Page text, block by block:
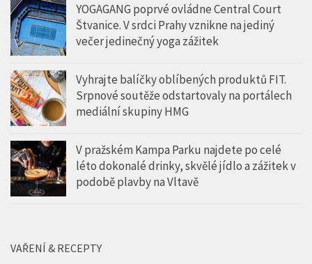
YOGAGANG poprvé ovládne Central Court
Štvanice. V srdci Prahy vznikne na jediný
večer jedinečný yoga zážitek
Vyhrajte balíčky oblíbených produktů FIT.
Srpnové soutěže odstartovaly na portálech
mediální skupiny HMG
V pražském Kampa Parku najdete po celé
léto dokonalé drinky, skvělé jídlo a zážitek v
podobě plavby na Vltavě
VAŘENÍ & RECEPTY